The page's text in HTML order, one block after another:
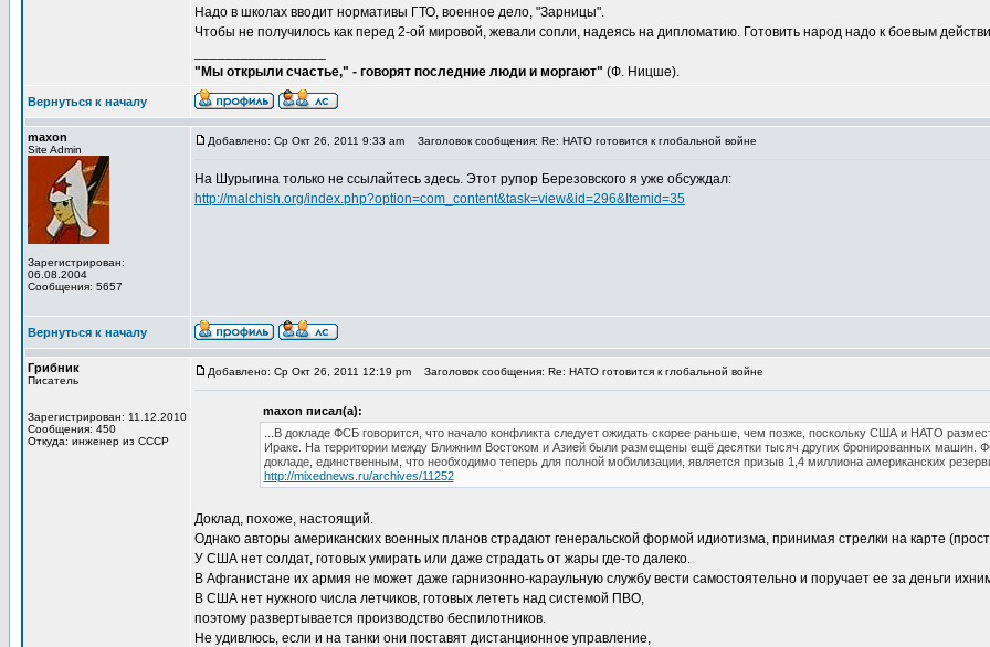
Надо в школах вводит нормативы ГТО, военное дело, "Зарницы".
Чтобы не получилось как перед 2-ой мировой, жевали сопли, надеясь на дипломатию. Готовить народ надо к боевым
"Мы открыли счастье," - говорят последние люди и моргают" (Ф. Ницше).
Вернуться к началу
maxon
Site Admin
Зарегистрирован:
06.08.2004
Сообщения: 5657
Добавлено: Ср Окт 26, 2011 9:33 am Заголовок сообщения: Re: НАТО готовится к глобальной войне
На Шурыгина только не ссылайтесь здесь. Этот рупор Березовского я уже обсуждал:
http://malchish.org/index.php?option=com_content&task=view&id=296&Itemid=35
Вернуться к началу
Грибник
Писатель
Зарегистрирован: 11.12.2010
Сообщения: 450
Откуда: инженер из СССР
Добавлено: Ср Окт 26, 2011 12:19 pm Заголовок сообщения: Re: НАТО готовится к глобальной войне
maxon писал(а):
...В докладе ФСБ говорится, что начало конфликта следует ожидать скорее раньше, чем позже, поскольку США и НАТО
Ираке. На территории между Ближним Востоком и Азией были размещены ещё десятки тысяч других бронированных машин.
докладе, единственным, что необходимо теперь для полной мобилизации, является призыв 1,4 миллиона американских
http://mixednews.ru/archives/11252
Доклад, похоже, настоящий.
Однако авторы американских военных планов страдают генеральской формой идиотизма, принимая стрелки на карте
У США нет солдат, готовых умирать или даже страдать от жары где-то далеко.
В Афганистане их армия не может даже гарнизонно-караульную службу вести самостоятельно и поручает ее за деньги
В США нет нужного числа летчиков, готовых лететь над системой ПВО,
поэтому развертывается производство беспилотников.
Не удивлюсь, если и на танки они поставят дистанционное управление,